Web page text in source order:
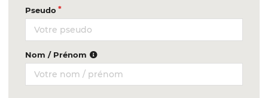
Pseudo
Nom / Prénom